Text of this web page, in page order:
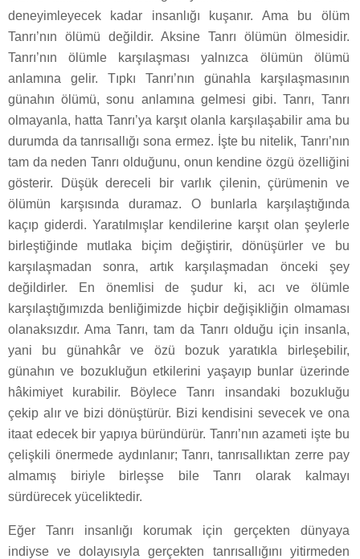
deneyimleyecek kadar insanlığı kuşanır. Ama bu ölüm
Tanrı’nın ölümü değildir. Aksine Tanrı ölümün ölmesidir.
Tanrı’nın ölümle karşılaşması yalnızca ölümün ölümü
anlamına gelir. Tıpkı Tanrı’nın günahla karşılaşmasının
günahın ölümü, sonu anlamına gelmesi gibi. Tanrı, Tanrı
olmayanla, hatta Tanrı’ya karşıt olanla karşılaşabilir ama bu
durumda da tanrısallığı sona ermez. İşte bu nitelik, Tanrı’nın
tam da neden Tanrı olduğunu, onun kendine özgü özelliğini
gösterir. Düşük dereceli bir varlık çilenin, çürümenin ve
ölümün karşısında duramaz. O bunlarla karşılaştığında
kaçıp giderdi. Yaratılmışlar kendilerine karşıt olan şeylerle
birleştiğinde mutlaka biçim değiştirir, dönüşürler ve bu
karşılaşmadan sonra, artık karşılaşmadan önceki şey
değildirler. En önemlisi de şudur ki, acı ve ölümle
karşılaştığımızda benliğimizde hiçbir değişikliğin olmaması
olanaksızdır. Ama Tanrı, tam da Tanrı olduğu için insanla,
yani bu günahkâr ve özü bozuk yaratıkla birleşebilir,
günahın ve bozukluğun etkilerini yaşayıp bunlar üzerinde
hâkimiyet kurabilir. Böylece Tanrı insandaki bozukluğu
çekip alır ve bizi dönüştürür. Bizi kendisini sevecek ve ona
itaat edecek bir yapıya büründürür. Tanrı’nın azameti işte bu
çelişkili önermede aydınlanır; Tanrı, tanrısallıktan zerre pay
almamış biriyle birleşse bile Tanrı olarak kalmayı
sürdürecek yüceliktedir.
Eğer Tanrı insanlığı korumak için gerçekten dünyaya
indiyse ve dolayısıyla gerçekten tanrısallığını yitirmeden